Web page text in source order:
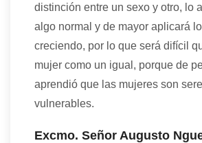
distinción entre un sexo y otro, lo
algo normal y de mayor aplicará
creciendo, por lo que será difícil
mujer como un igual, porque de
aprendió que las mujeres son
vulnerables.
Excmo. Señor Augusto